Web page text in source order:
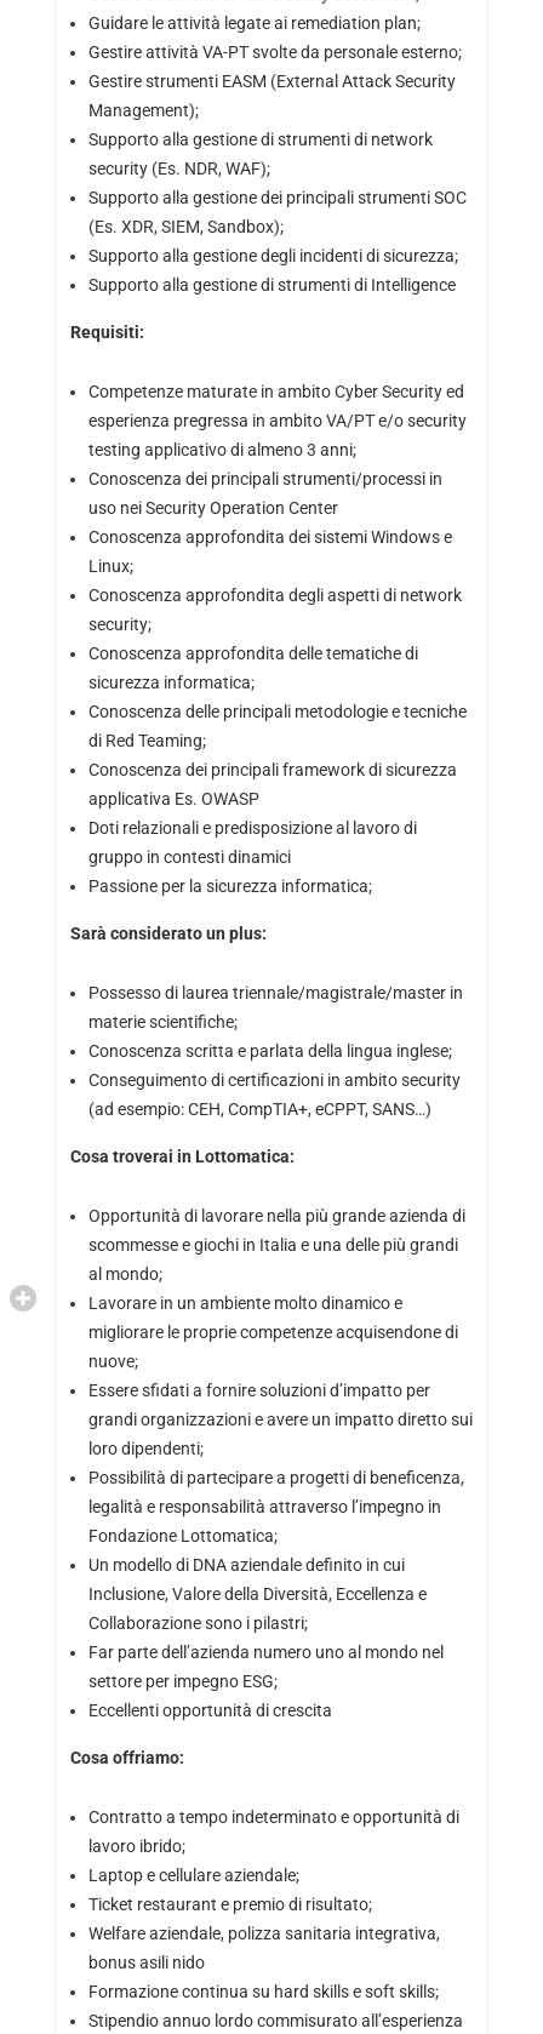
Guidare le attività legate ai remediation plan;
Gestire attività VA-PT svolte da personale esterno;
Gestire strumenti EASM (External Attack Security
Management);
Supporto alla gestione di strumenti di network
security (Es. NDR, WAF);
Supporto alla gestione dei principali strumenti SOC
(Es. XDR, SIEM, Sandbox);
Supporto alla gestione degli incidenti di sicurezza;
Supporto alla gestione di strumenti di Intelligence
Requisiti:
Competenze maturate in ambito Cyber Security ed
esperienza pregressa in ambito VA/PT e/o security
testing applicativo di almeno 3 anni;
Conoscenza dei principali strumenti/processi in
uso nei Security Operation Center
Conoscenza approfondita dei sistemi Windows e
Linux;
Conoscenza approfondita degli aspetti di network
security;
Conoscenza approfondita delle tematiche di
sicurezza informatica;
Conoscenza delle principali metodologie e tecniche
di Red Teaming;
Conoscenza dei principali framework di sicurezza
applicativa Es. OWASP
Doti relazionali e predisposizione al lavoro di
gruppo in contesti dinamici
Passione per la sicurezza informatica;
Sarà considerato un plus:
Possesso di laurea triennale/magistrale/master in
materie scientifiche;
Conoscenza scritta e parlata della lingua inglese;
Conseguimento di certificazioni in ambito security
(ad esempio: CEH, CompTIA+, eCPPT, SANS…)
Cosa troverai in Lottomatica:
Opportunità di lavorare nella più grande azienda di
scommesse e giochi in Italia e una delle più grandi
al mondo;
Lavorare in un ambiente molto dinamico e
migliorare le proprie competenze acquisendone di
nuove;
Essere sfidati a fornire soluzioni d’impatto per
grandi organizzazioni e avere un impatto diretto sui
loro dipendenti;
Possibilità di partecipare a progetti di beneficenza,
legalità e responsabilità attraverso l’impegno in
Fondazione Lottomatica;
Un modello di DNA aziendale definito in cui
Inclusione, Valore della Diversità, Eccellenza e
Collaborazione sono i pilastri;
Far parte dell’azienda numero uno al mondo nel
settore per impegno ESG;
Eccellenti opportunità di crescita
Cosa offriamo:
Contratto a tempo indeterminato e opportunità di
lavoro ibrido;
Laptop e cellulare aziendale;
Ticket restaurant e premio di risultato;
Welfare aziendale, polizza sanitaria integrativa,
bonus asili nido
Formazione continua su hard skills e soft skills;
Stipendio annuo lordo commisurato all’esperienza